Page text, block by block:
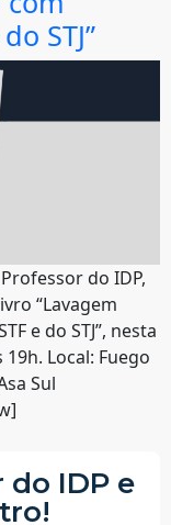
STJ”
do IDP,
“Lavagem
e do STJ”, nesta
Local: Fuego
Sul
IDP e